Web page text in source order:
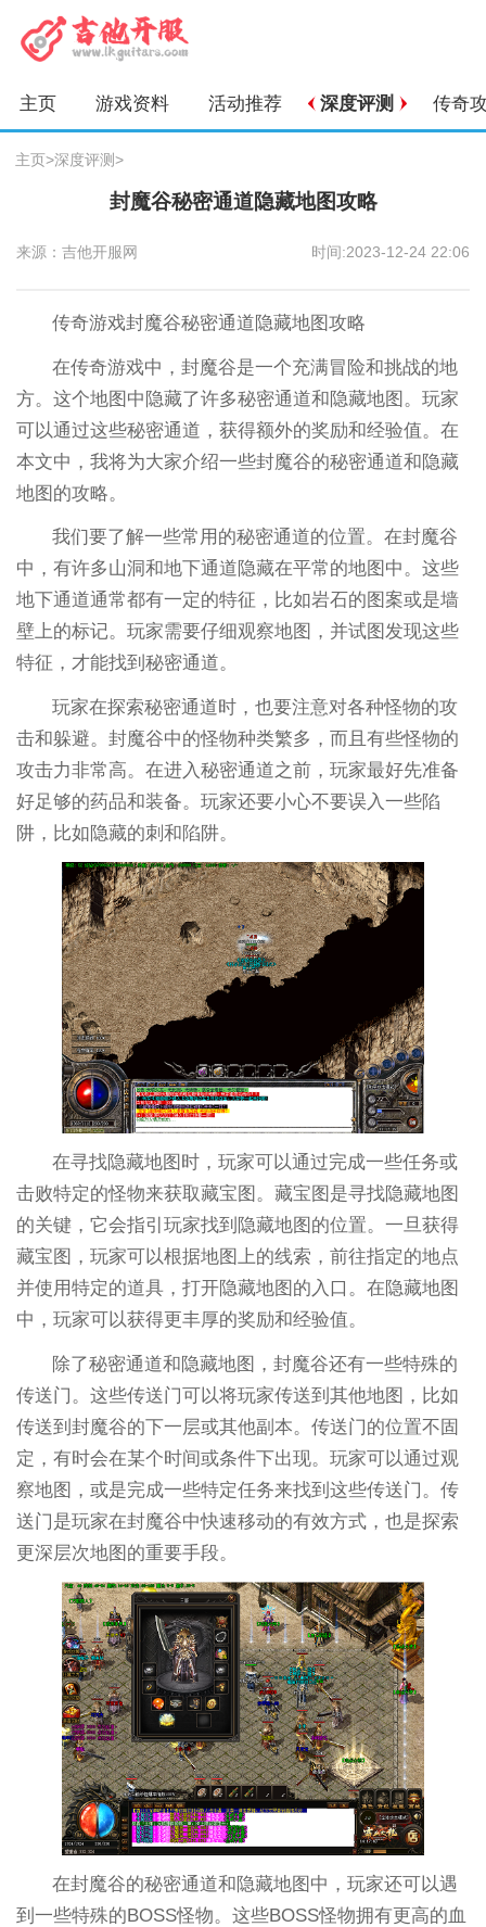
主页 游戏资料 活动推荐 深度评测 传奇
主页>深度评测>
封魔谷秘密通道隐藏地图攻略
来源：吉他开服网 时间:2023-12-24 22:06
传奇游戏封魔谷秘密通道隐藏地图攻略
在传奇游戏中，封魔谷是一个充满冒险和挑战的地
方。这个地图中隐藏了许多秘密通道和隐藏地图。玩家
可以通过这些秘密通道，获得额外的奖励和经验值。在
本文中，我将为大家介绍一些封魔谷的秘密通道和隐藏
地图的攻略。
我们要了解一些常用的秘密通道的位置。在封魔谷
中，有许多山洞和地下通道隐藏在平常的地图中。这些
地下通道通常都有一定的特征，比如岩石的图案或是墙
壁上的标记。玩家需要仔细观察地图，并试图发现这些
特征，才能找到秘密通道。
玩家在探索秘密通道时，也要注意对各种怪物的攻
击和躲避。封魔谷中的怪物种类繁多，而且有些怪物的
攻击力非常高。在进入秘密通道之前，玩家最好先准备
好足够的药品和装备。玩家还要小心不要误入一些陷
阱，比如隐藏的刺和陷阱。
在寻找隐藏地图时，玩家可以通过完成一些任务或
击败特定的怪物来获取藏宝图。藏宝图是寻找隐藏地图
的关键，它会指引玩家找到隐藏地图的位置。一旦获得
藏宝图，玩家可以根据地图上的线索，前往指定的地点
并使用特定的道具，打开隐藏地图的入口。在隐藏地图
中，玩家可以获得更丰厚的奖励和经验值。
除了秘密通道和隐藏地图，封魔谷还有一些特殊的
传送门。这些传送门可以将玩家传送到其他地图，比如
传送到封魔谷的下一层或其他副本。传送门的位置不固
定，有时会在某个时间或条件下出现。玩家可以通过观
察地图，或是完成一些特定任务来找到这些传送门。传
送门是玩家在封魔谷中快速移动的有效方式，也是探索
更深层次地图的重要手段。
在封魔谷的秘密通道和隐藏地图中，玩家还可以遇
到一些特殊的BOSS怪物。这些BOSS怪物拥有更高的血